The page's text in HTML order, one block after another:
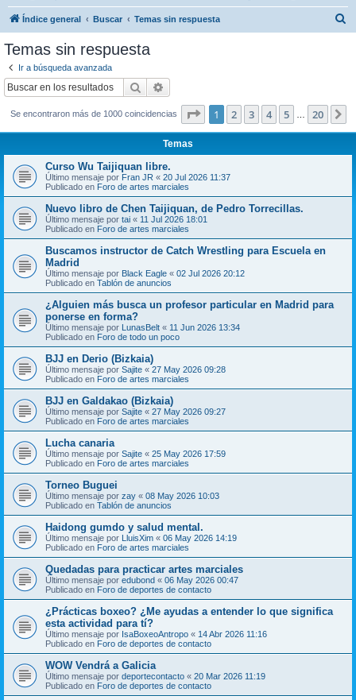
Índice general Buscar Temas sin respuesta
Temas sin respuesta
Ir a búsqueda avanzada
Buscar
Se encontraron más de 1000 coincidencias Página de 20
1 2 3 4 5 20
Temas
Curso Wu Taijiquan libre.
Último mensaje por Fran JR « 20 Jul 2026 11:37
Publicado en Foro de artes marciales
Nuevo libro de Chen Taijiquan, de Pedro Torrecillas.
Último mensaje por tai « 11 Jul 2026 18:01
Publicado en Foro de artes marciales
Buscamos instructor de Catch Wrestling para Escuela en
Madrid
Último mensaje por Black Eagle « 02 Jul 2026 20:12
Publicado en Tablón de anuncios
¿Alguien más busca un profesor particular en Madrid para
ponerse en forma?
Último mensaje por LunasBelt « 11 Jun 2026 13:34
Publicado en Foro de todo un poco
BJJ en Derio (Bizkaia)
Último mensaje por Sajite « 27 May 2026 09:28
Publicado en Foro de artes marciales
BJJ en Galdakao (Bizkaia)
Último mensaje por Sajite « 27 May 2026 09:27
Publicado en Foro de artes marciales
Lucha canaria
Último mensaje por Sajite « 25 May 2026 17:59
Publicado en Foro de artes marciales
Torneo Buguei
Último mensaje por zay « 08 May 2026 10:03
Publicado en Tablón de anuncios
Haidong gumdo y salud mental.
Último mensaje por LluisXim « 06 May 2026 14:19
Publicado en Foro de artes marciales
Quedadas para practicar artes marciales
Último mensaje por edubond « 06 May 2026 00:47
Publicado en Foro de deportes de contacto
¿Prácticas boxeo? ¿Me ayudas a entender lo que significa
esta actividad para tí?
Último mensaje por IsaBoxeoAntropo « 14 Abr 2026 11:16
Publicado en Foro de deportes de contacto
WOW Vendrá a Galicia
Último mensaje por deportecontacto « 20 Mar 2026 11:19
Publicado en Foro de deportes de contacto